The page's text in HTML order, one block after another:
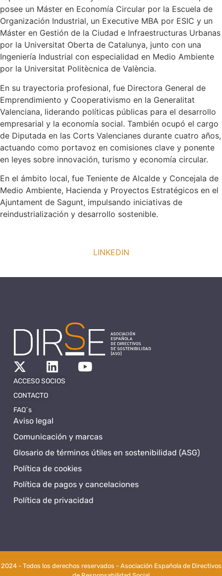
posee un Máster en Economía Circular por la Escuela de
Organización Industrial, un Executive MBA por ESIC y un
Máster en Gestión de la Ciudad e Infraestructuras Urbanas
por la Universitat Oberta de Catalunya, junto con una
Ingeniería Industrial con especialidad en Medio Ambiente
por la Universitat Politècnica de València.
En su trayectoria profesional, fue Directora General de
Emprendimiento y Cooperativismo en la Generalitat
Valenciana, liderando políticas públicas para el desarrollo
empresarial y la economía social. También ocupó el cargo
de Diputada en las Corts Valencianes durante cuatro años,
actuando como portavoz en comisiones clave y ponente
en leyes sobre innovación, turismo y economía circular.
En el ámbito local, fue Teniente de Alcalde y Concejala de
Medio Ambiente, Hacienda y Proyectos Estratégicos en el
Ajuntament de Sagunt, impulsando iniciativas de
reindustrialización y desarrollo sostenible.
LINKEDIN
Aviso legal
Comunicación y marcas
Glosario de términos útiles en sostenibilidad (ASG)
Política de cookies
Política de pagos y cancelaciones
Política de privacidad
ACCESO SOCIOS
CONTACTO
FAQ´s
2024 - Todos los derechos reservados - Asociación Española de Directivos